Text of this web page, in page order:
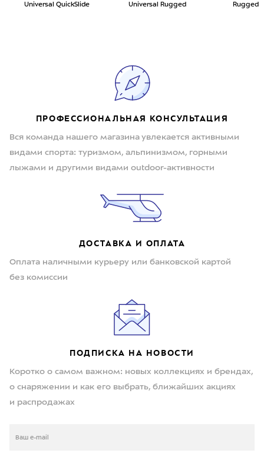
Universal QuickSlide
Universal Rugged
Rugged
ПРОФЕССИОНАЛЬНАЯ КОНСУЛЬТАЦИЯ
Вся команда нашего магазина увлекается активными
видами спорта: туризмом, альпинизмом, горными
лыжами и другими видами outdoor-активности
ДОСТАВКА И ОПЛАТА
Оплата наличными курьеру или банковской картой
без комиссии
ПОДПИСКА НА НОВОСТИ
Коротко о самом важном: новых коллекциях и брендах,
о снаряжении и как его выбрать, ближайших акциях
и распродажах